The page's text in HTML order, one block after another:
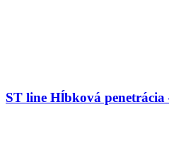
ST line Hĺbková